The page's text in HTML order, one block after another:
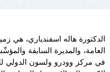
الدكتورة هاله اسفندياري، هي
العامة، والمديرة السابقة
في مركز وودرو ولسون الدولي